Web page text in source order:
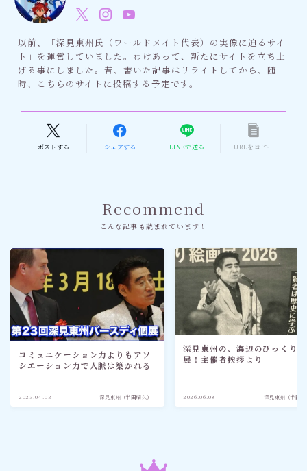
以前、「深見東州氏（ワールドメイト代表）の実像に迫るサイ
ト」を運営していました。わけあって、新たにサイトを立ち上
げる事にしました。昔、書いた記事はリライトしてから、随
時、こちらのサイトに投稿する予定です。
ポストする シェアする LINEで送る URLをコピー
Recommend
こんな記事も読まれています！
コミュニケーション力よりもアソ
シエーション力で人脈は築かれる
2023.04.03 深見東州 (半田晴久)
深見東州の、海辺のびっくり個
展！主催者挨拶より
2026.06.08 深見東州 (半田